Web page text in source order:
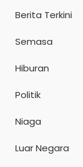
Berita Terkini
Semasa
Hiburan
Politik
Niaga
Luar Negara